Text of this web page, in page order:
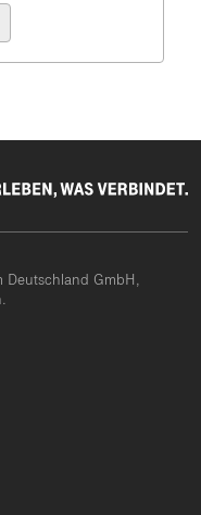
Deutschland GmbH,